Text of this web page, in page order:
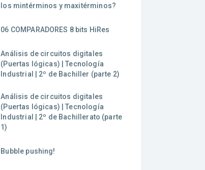
los mintérminos y maxitérminos?
06 COMPARADORES 8 bits HiRes
Análisis de circuitos digitales
(Puertas lógicas) | Tecnología
Industrial | 2º de Bachiller (parte 2)
Análisis de circuitos digitales
(Puertas lógicas) | Tecnología
Industrial | 2º de Bachillerato (parte
1)
Bubble pushing!